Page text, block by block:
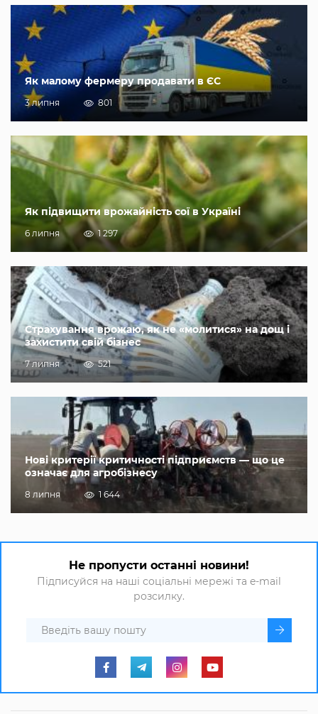
Як малому фермеру продавати в ЄС
3 липня 801
Як підвищити врожайність сої в Україні
6 липня 1 297
Страхування врожаю, як не «молитися» на дощ і
захистити свій бізнес
7 липня 521
Нові критерії критичності підприємств — що це
означає для агробізнесу
8 липня 1 644
Не пропусти останні новини!
Підписуйся на наші соціальні мережі та e-mail
розсилку.